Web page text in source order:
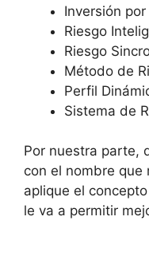
Inversión
Riesgo
Riesgo
Método de
Perfil
Sistema de
Por nuestra parte,
con el nombre que
aplique el
le va a permitir